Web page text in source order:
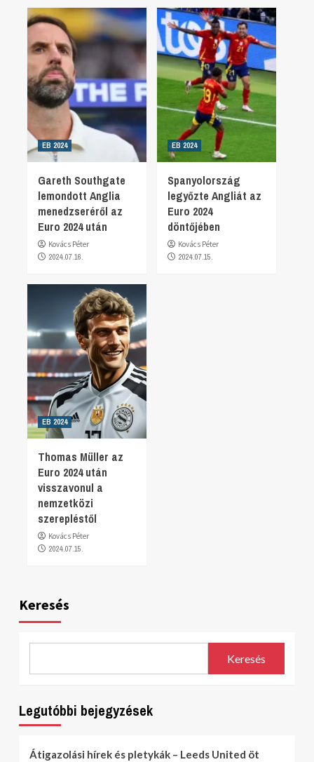
EB 2024
Gareth Southgate
lemondott Anglia
menedzseréről az
Euro 2024 után
Kovács Péter
2024.07.16.
EB 2024
Spanyolország
legyőzte Angliát az
Euro 2024
döntőjében
Kovács Péter
2024.07.15.
EB 2024
Thomas Müller az
Euro 2024 után
visszavonul a
nemzetközi
szerepléstől
Kovács Péter
2024.07.15.
Keresés
Keresés
Legutóbbi bejegyzések
Átigazolási hírek és pletykák – Leeds United öt